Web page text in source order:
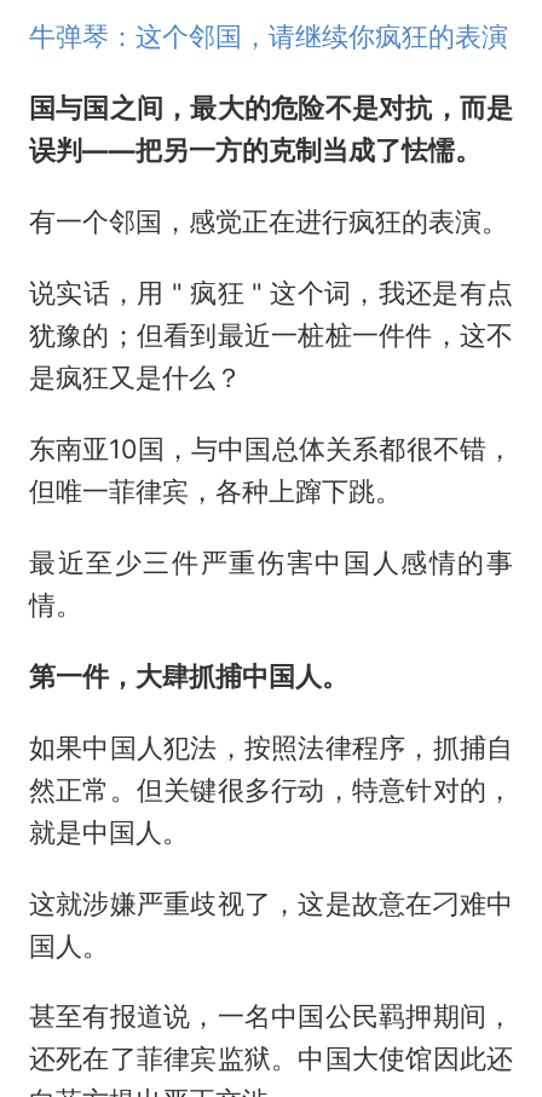
牛弹琴：这个邻国，请继续你疯狂的表演
国与国之间，最大的危险不是对抗，而是
误判——把另一方的克制当成了怯懦。
有一个邻国，感觉正在进行疯狂的表演。
说实话，用 " 疯狂 " 这个词，我还是有点
犹豫的；但看到最近一桩桩一件件，这不
是疯狂又是什么？
东南亚10国，与中国总体关系都很不错，
但唯一菲律宾，各种上蹿下跳。
最近至少三件严重伤害中国人感情的事
情。
第一件，大肆抓捕中国人。
如果中国人犯法，按照法律程序，抓捕自
然正常。但关键很多行动，特意针对的，
就是中国人。
这就涉嫌严重歧视了，这是故意在刁难中
国人。
甚至有报道说，一名中国公民羁押期间，
还死在了菲律宾监狱。中国大使馆因此还